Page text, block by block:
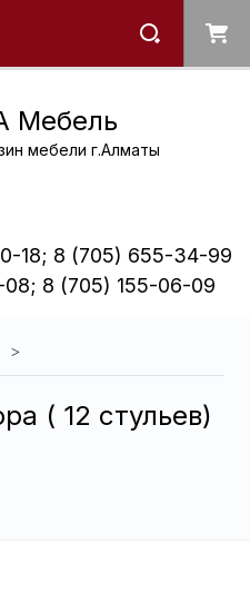
Мебель
мебели г.Алматы
18; 8 (705) 655-34-99
8 (705) 155-06-09
( 12 стульев)